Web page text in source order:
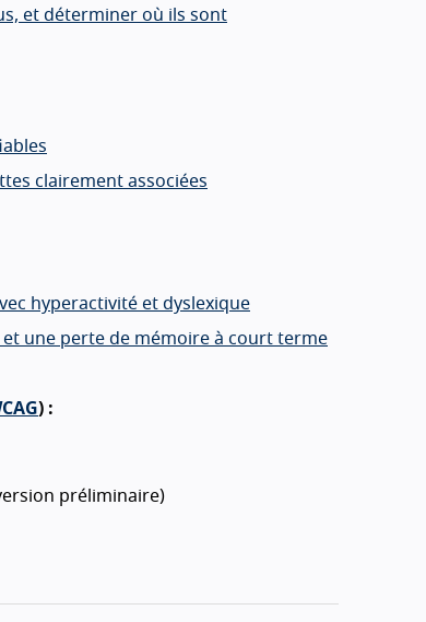
et déterminer où ils sont
clairement associées
hyperactivité et dyslexique
une perte de mémoire à court terme
) :
préliminaire)